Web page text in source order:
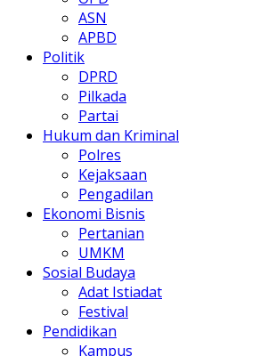
ASN
APBD
Politik
DPRD
Pilkada
Partai
Hukum dan Kriminal
Polres
Kejaksaan
Pengadilan
Ekonomi Bisnis
Pertanian
UMKM
Sosial Budaya
Adat Istiadat
Festival
Pendidikan
Kampus